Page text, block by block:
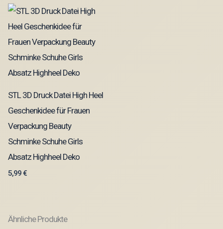
STL 3D Druck Datei High Heel
Geschenkidee für Frauen
Verpackung Beauty
Schminke Schuhe Girls
Absatz Highheel Deko
5,99€
Ähnliche Produkte